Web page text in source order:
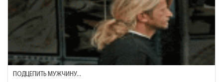
ПОДЦЕПИТЬ МУЖЧИНУ...